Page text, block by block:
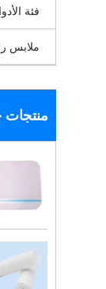
فئة
ملابس
منتجات